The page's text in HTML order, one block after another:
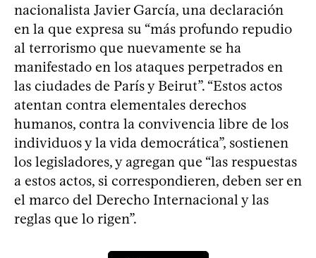
nacionalista Javier García, una declaración
en la que expresa su “más profundo repudio
al terrorismo que nuevamente se ha
manifestado en los ataques perpetrados en
las ciudades de París y Beirut”. “Estos actos
atentan contra elementales derechos
humanos, contra la convivencia libre de los
individuos y la vida democrática”, sostienen
los legisladores, y agregan que “las respuestas
a estos actos, si correspondieren, deben ser en
el marco del Derecho Internacional y las
reglas que lo rigen”.